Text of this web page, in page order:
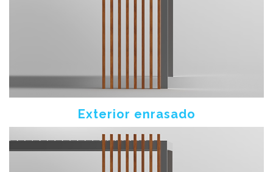
Exterior enrasado